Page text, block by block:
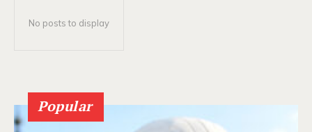
No posts to display
Popular